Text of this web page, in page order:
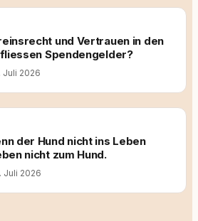
und Vertrauen in den
Spendengelder?
Juli 2026
der Hund nicht ins Leben
nicht zum Hund.
Juli 2026